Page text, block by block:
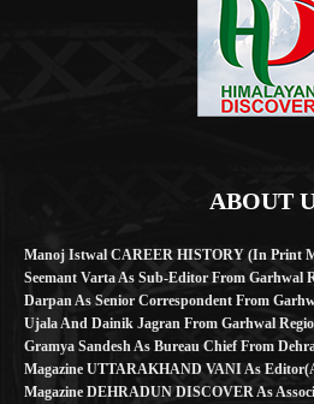
ABOUT
Manoj Istwal CAREER HISTORY (in Print
Seemant Varta As Sub-Editor From Garhwal
Darpan As Senior Correspondent From
Ujala And Dainik Jagran From Garhwal
Gramya Sandesh As Bureau Chief From
Magazine UTTARAKHAND VANI As
Magazine DEHRADUN DISCOVER As